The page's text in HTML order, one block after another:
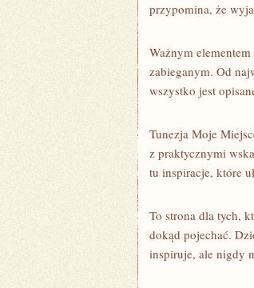
przypomina, że
Ważnym
zabieganym. Od
wszystko jest
Tunezja Moje
z praktycznymi
tu inspiracje, które
To strona dla tych,
dokąd pojechać.
inspiruje, ale nigdy